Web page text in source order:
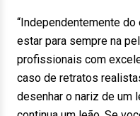
“Independentemente
estar para sempre na
profissionais com
caso de retratos
desenhar o nariz de um